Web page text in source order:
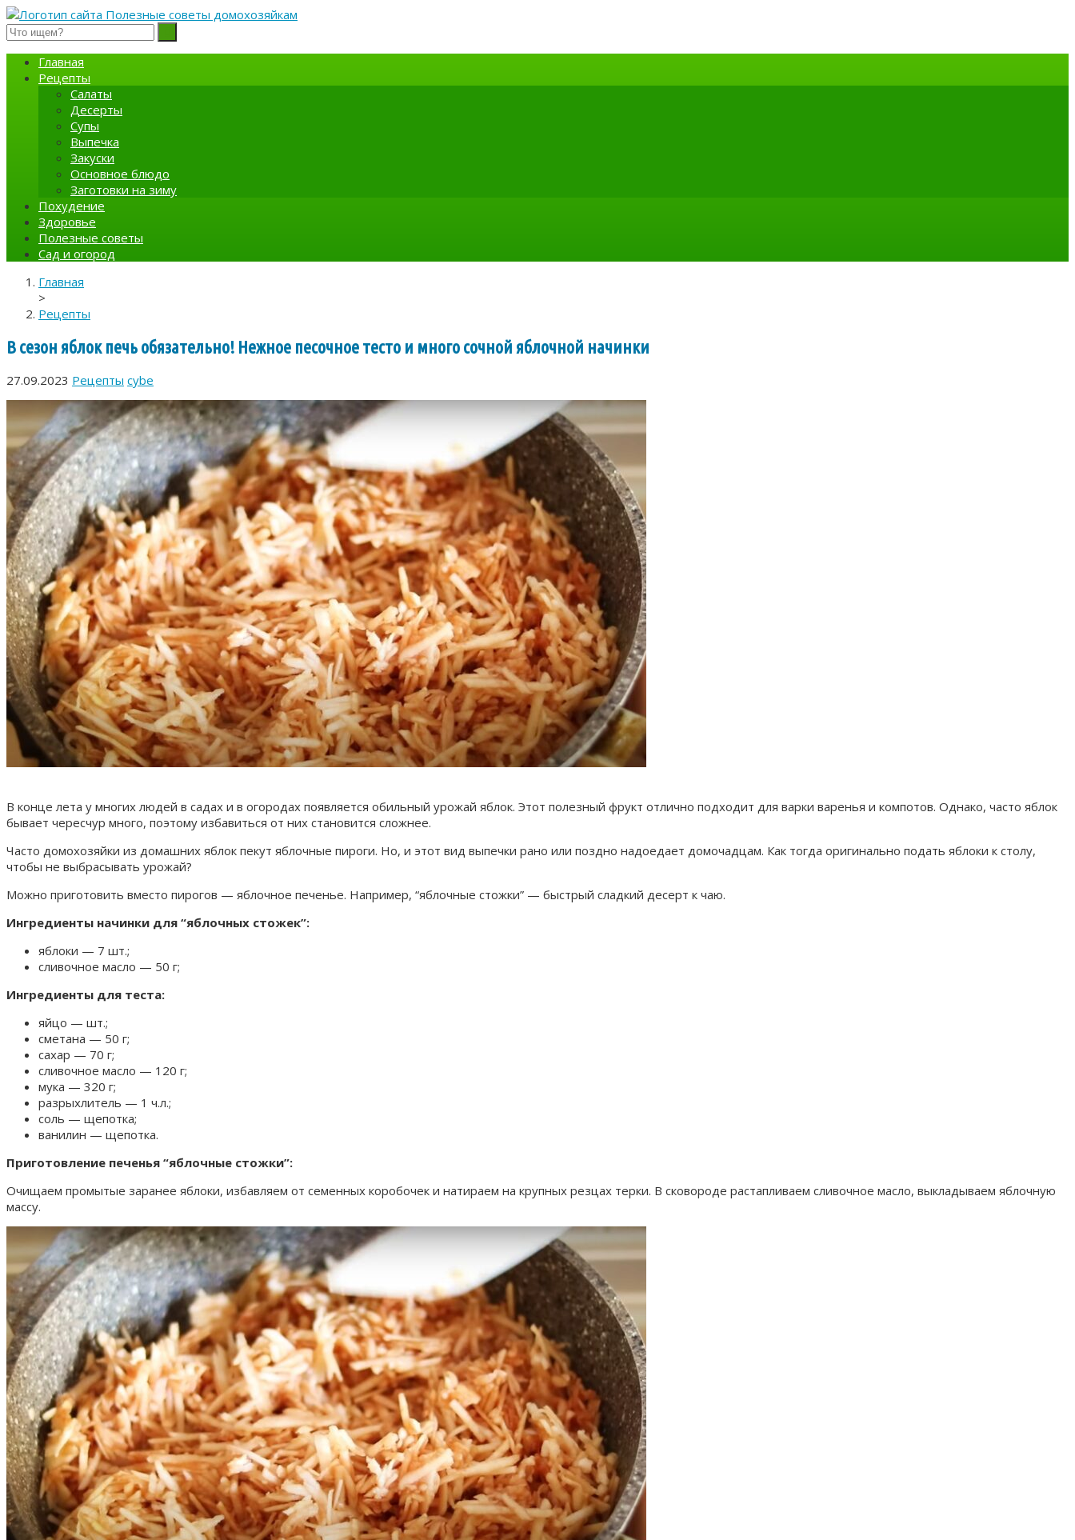
Полезные советы домохозяйкам
Главная
Рецепты
Салаты
Десерты
Супы
Выпечка
Закуски
Основное блюдо
Заготовки на зиму
Похудение
Здоровье
Полезные советы
Сад и огород
Главная
>
Рецепты
В сезон яблок печь обязательно! Нежное песочное тесто и много сочной яблочной начинки
27.09.2023 Рецепты cybe
В конце лета у многих людей в садах и в огородах появляется обильный урожай яблок. Этот полезный фрукт отлично подходит для варки варенья и компотов. Однако, часто яблок
бывает чересчур много, поэтому избавиться от них становится сложнее.
Часто домохозяйки из домашних яблок пекут яблочные пироги. Но, и этот вид выпечки рано или поздно надоедает домочадцам. Как тогда оригинально подать яблоки к столу,
чтобы не выбрасывать урожай?
Можно приготовить вместо пирогов — яблочное печенье. Например, “яблочные стожки” — быстрый сладкий десерт к чаю.
Ингредиенты начинки для “яблочных стожек”:
яблоки — 7 шт.;
сливочное масло — 50 г;
Ингредиенты для теста:
яйцо — шт.;
сметана — 50 г;
сахар — 70 г;
сливочное масло — 120 г;
мука — 320 г;
разрыхлитель — 1 ч.л.;
соль — щепотка;
ванилин — щепотка.
Приготовление печенья “яблочные стожки”:
Очищаем промытые заранее яблоки, избавляем от семенных коробочек и натираем на крупных резцах терки. В сковороде растапливаем сливочное масло, выкладываем яблочную
массу.